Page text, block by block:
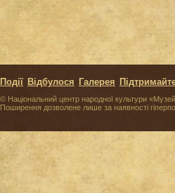
© Національний центр народної культури
Поширення дозволене лише за наявності
Події Відбулося Галерея